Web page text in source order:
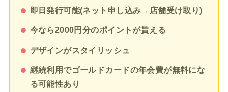
即日発行可能(ネット申し込み→店舗受け取り)
今なら2000円分のポイントが貰える
デザインがスタイリッシュ
継続利用でゴールドカードの年会費が無料にな
る可能性あり